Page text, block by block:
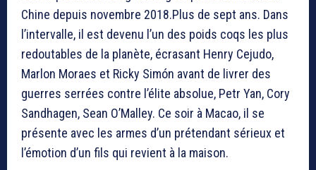
Chine depuis novembre 2018.Plus de sept ans. Dans
l’intervalle, il est devenu l’un des poids coqs les plus
redoutables de la planète, écrasant Henry Cejudo,
Marlon Moraes et Ricky Simón avant de livrer des
guerres serrées contre l’élite absolue, Petr Yan, Cory
Sandhagen, Sean O’Malley. Ce soir à Macao, il se
présente avec les armes d’un prétendant sérieux et
l’émotion d’un fils qui revient à la maison.